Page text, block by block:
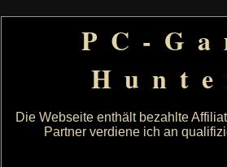
PC-
Die Webseite enthält bezahlte
Partner verdiene ich an